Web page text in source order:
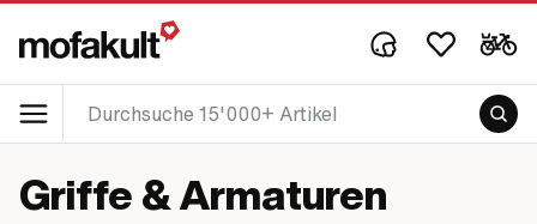
Griffe & Armaturen